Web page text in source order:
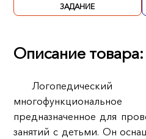
ЗАДАНИЕ
Описание товара:
предназначенное для
занятий с детьми. Он